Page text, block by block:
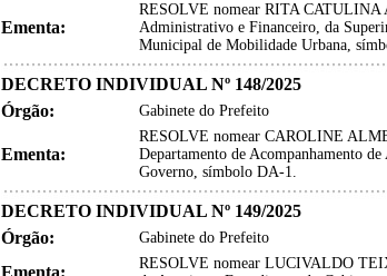
Ementa:
RESOLVE nomear RITA
Administrativo e Financeiro, da
Municipal de Mobilidade Urbana,
DECRETO INDIVIDUAL Nº 148/2025
Órgão:
Gabinete do Prefeito
Ementa:
RESOLVE nomear CAROLINE
Departamento de Acompanhamento
Governo, símbolo DA-1.
DECRETO INDIVIDUAL Nº 149/2025
Órgão:
Gabinete do Prefeito
Ementa:
RESOLVE nomear LUCIVALDO